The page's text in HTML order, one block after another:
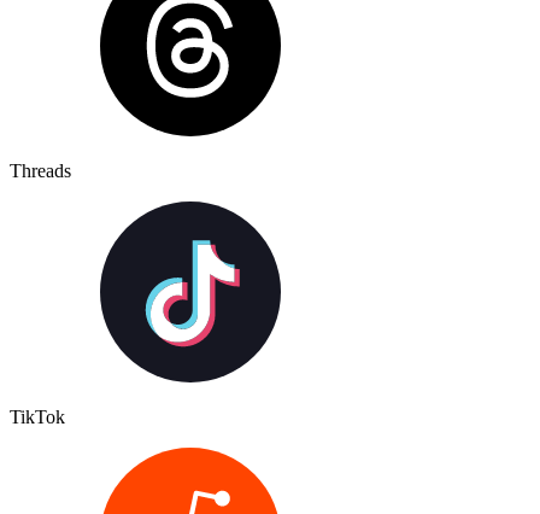
Threads
TikTok